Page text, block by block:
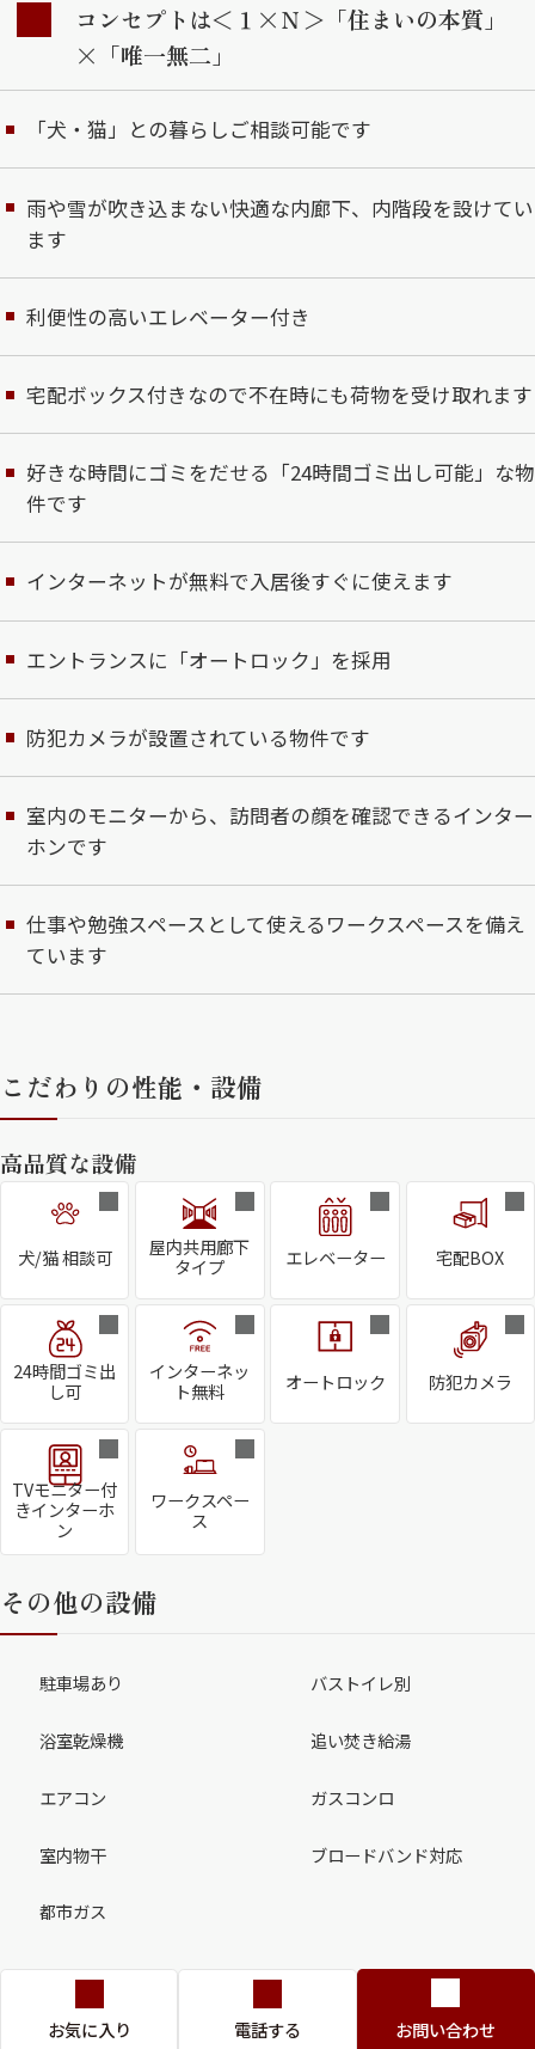
コンセプトは＜１×Ｎ＞「住まいの本質」
×「唯一無二」
「犬・猫」との暮らしご相談可能です
雨や雪が吹き込まない快適な内廊下、内階段を設けてい
ます
利便性の高いエレベーター付き
宅配ボックス付きなので不在時にも荷物を受け取れます
好きな時間にゴミをだせる「24時間ゴミ出し可能」な物
件です
インターネットが無料で入居後すぐに使えます
エントランスに「オートロック」を採用
防犯カメラが設置されている物件です
室内のモニターから、訪問者の顔を確認できるインター
ホンです
仕事や勉強スペースとして使えるワークスペースを備え
ています
こだわりの性能・設備
高品質な設備
犬/猫 相談可
屋内共用廊下
タイプ
エレベーター 宅配BOX
24時間ゴミ出
し可
インターネッ
ト無料
オートロック 防犯カメラ
TVモニター付
きインターホ
ン
ワークスペー
ス
その他の設備
駐車場あり バストイレ別
浴室乾燥機 追い焚き給湯
エアコン ガスコンロ
室内物干 ブロードバンド対応
都市ガス
お気に入り 電話する お問い合わせ